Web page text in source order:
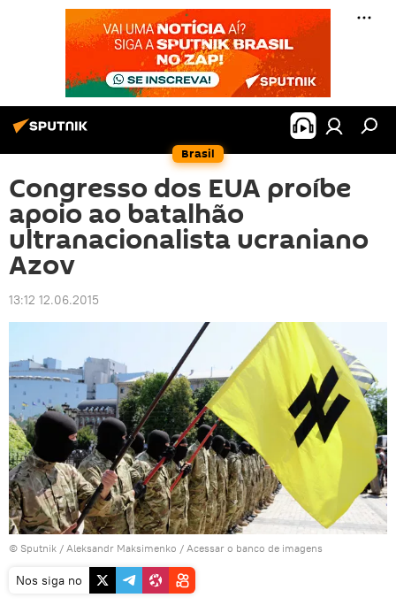
Brasil
Congresso dos EUA proíbe
apoio ao batalhão
ultranacionalista ucraniano
Azov
13:12 12.06.2015
© Sputnik / Aleksandr Maksimenko / Acessar o banco de imagens
Nos siga no